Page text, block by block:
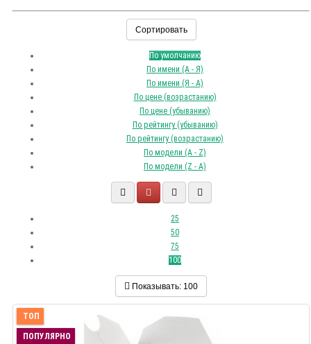
Сортировать
По умолчанию
По имени (A - Я)
По имени (Я - A)
По цене (возрастанию)
По цене (убыванию)
По рейтингу (убыванию)
По рейтингу (возрастанию)
По модели (A - Z)
По модели (Z - A)
25
50
75
100
Показывать: 100
ТОП
ПОПУЛЯРНО